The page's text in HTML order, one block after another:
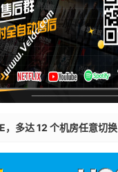
多达 12 个机房任意切换